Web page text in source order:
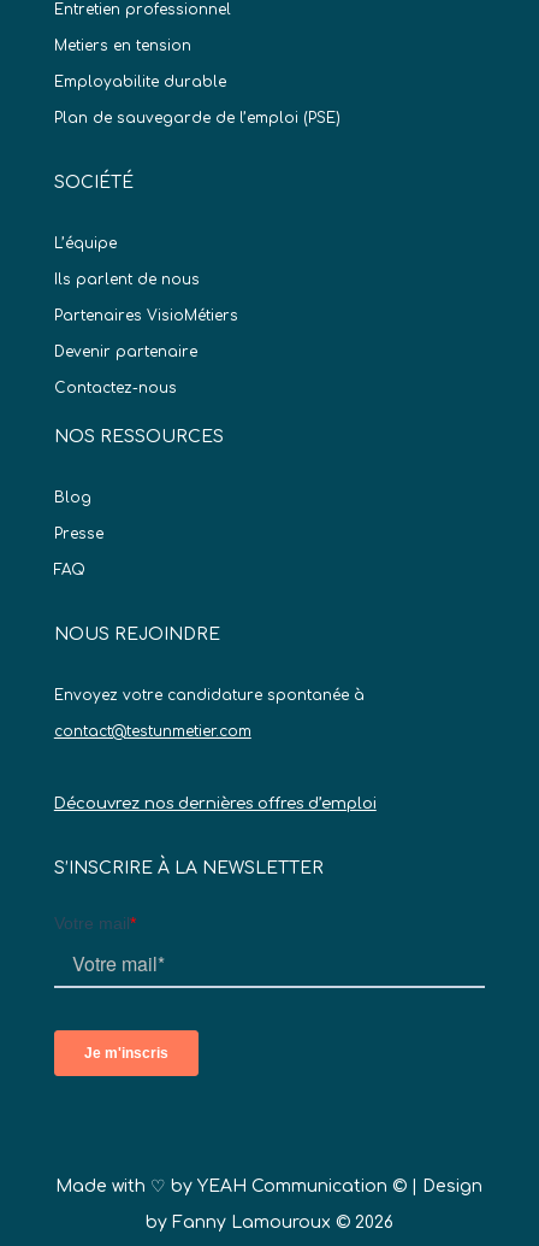
Entretien professionnel
Metiers en tension
Employabilite durable
Plan de sauvegarde de l’emploi (PSE)
SOCIÉTÉ
L’équipe
Ils parlent de nous
Partenaires VisioMétiers
Devenir partenaire
Contactez-nous
NOS RESSOURCES
Blog
Presse
FAQ
NOUS REJOINDRE
Envoyez votre candidature spontanée à
contact@testunmetier.com
Découvrez nos dernières offres d’emploi
S’INSCRIRE À LA NEWSLETTER
Made with ♡ byYEAH Communication © | Design
by Fanny Lamouroux © 2026